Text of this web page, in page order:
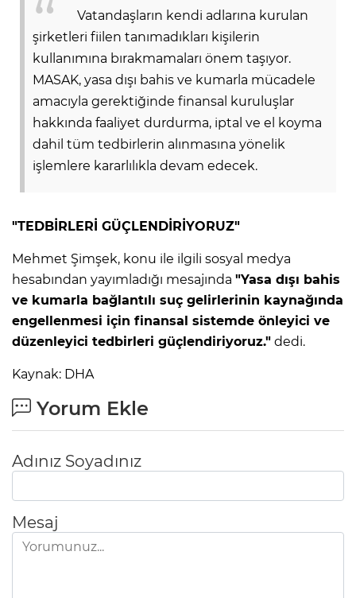
Vatandaşların kendi adlarına kurulan
şirketleri fiilen tanımadıkları kişilerin
kullanımına bırakmamaları önem taşıyor.
MASAK, yasa dışı bahis ve kumarla mücadele
amacıyla gerektiğinde finansal kuruluşlar
hakkında faaliyet durdurma, iptal ve el koyma
dahil tüm tedbirlerin alınmasına yönelik
işlemlere kararlılıkla devam edecek.
"TEDBİRLERİ GÜÇLENDİRİYORUZ"
Mehmet Şimşek, konu ile ilgili sosyal medya
hesabından yayımladığı mesajında "Yasa dışı bahis
ve kumarla bağlantılı suç gelirlerinin kaynağında
engellenmesi için finansal sistemde önleyici ve
düzenleyici tedbirleri güçlendiriyoruz." dedi.
Kaynak: DHA
Yorum Ekle
Adınız Soyadınız
Mesaj